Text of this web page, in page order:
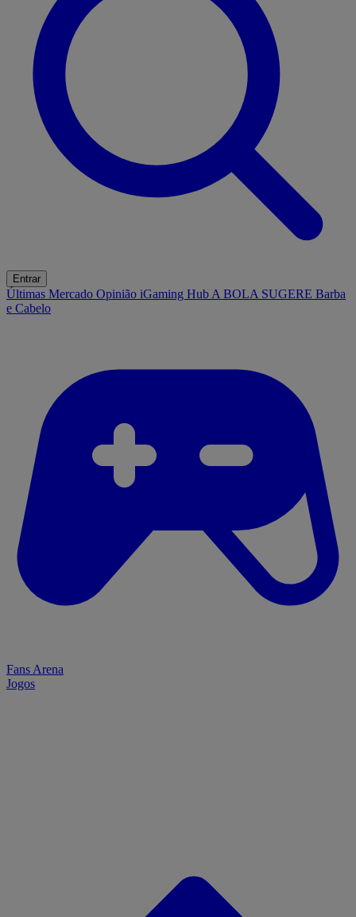
Entrar
Últimas Mercado Opinião iGaming Hub A BOLA SUGERE Barba
e Cabelo
Fans Arena
Jogos